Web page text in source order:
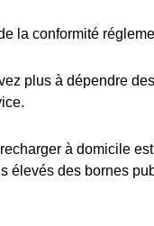
la conformité
plus à dépendre
à domicile
élevés des bornes